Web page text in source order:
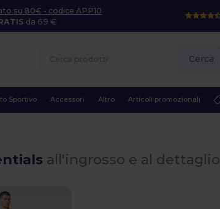
su 80€ - codice APP10
da 69 €
Cerca
Sportivo Accessori Altro Articoli promozionali
all'ingrosso e al dettaglio